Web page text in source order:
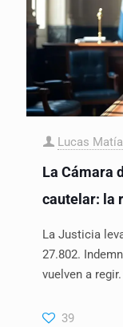
Lucas
La Cámara
cautelar: la
La Justicia
27.802.
vuelven a
39